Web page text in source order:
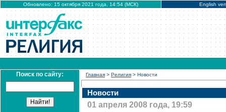
Обновлено: 15 октября 2021 года, 14:54 (МСК) English
Поиск по сайту: Главная > Религия > Новости
Новости
01 апреля 2008 года, 19:59